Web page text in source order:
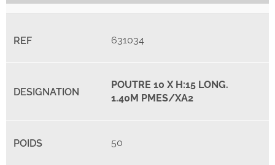
631034
POUTRE 10 X H:15 LONG.
1.40M PMES/XA2
50